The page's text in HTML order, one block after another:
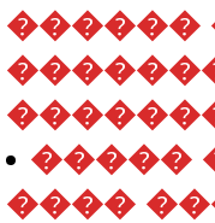
������
�����
����